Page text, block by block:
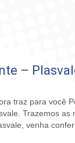
–
traz para você
Trazemos as
venha